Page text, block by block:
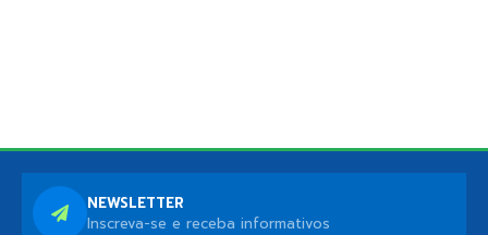
NEWSLETTER
Inscreva-se e receba informativos